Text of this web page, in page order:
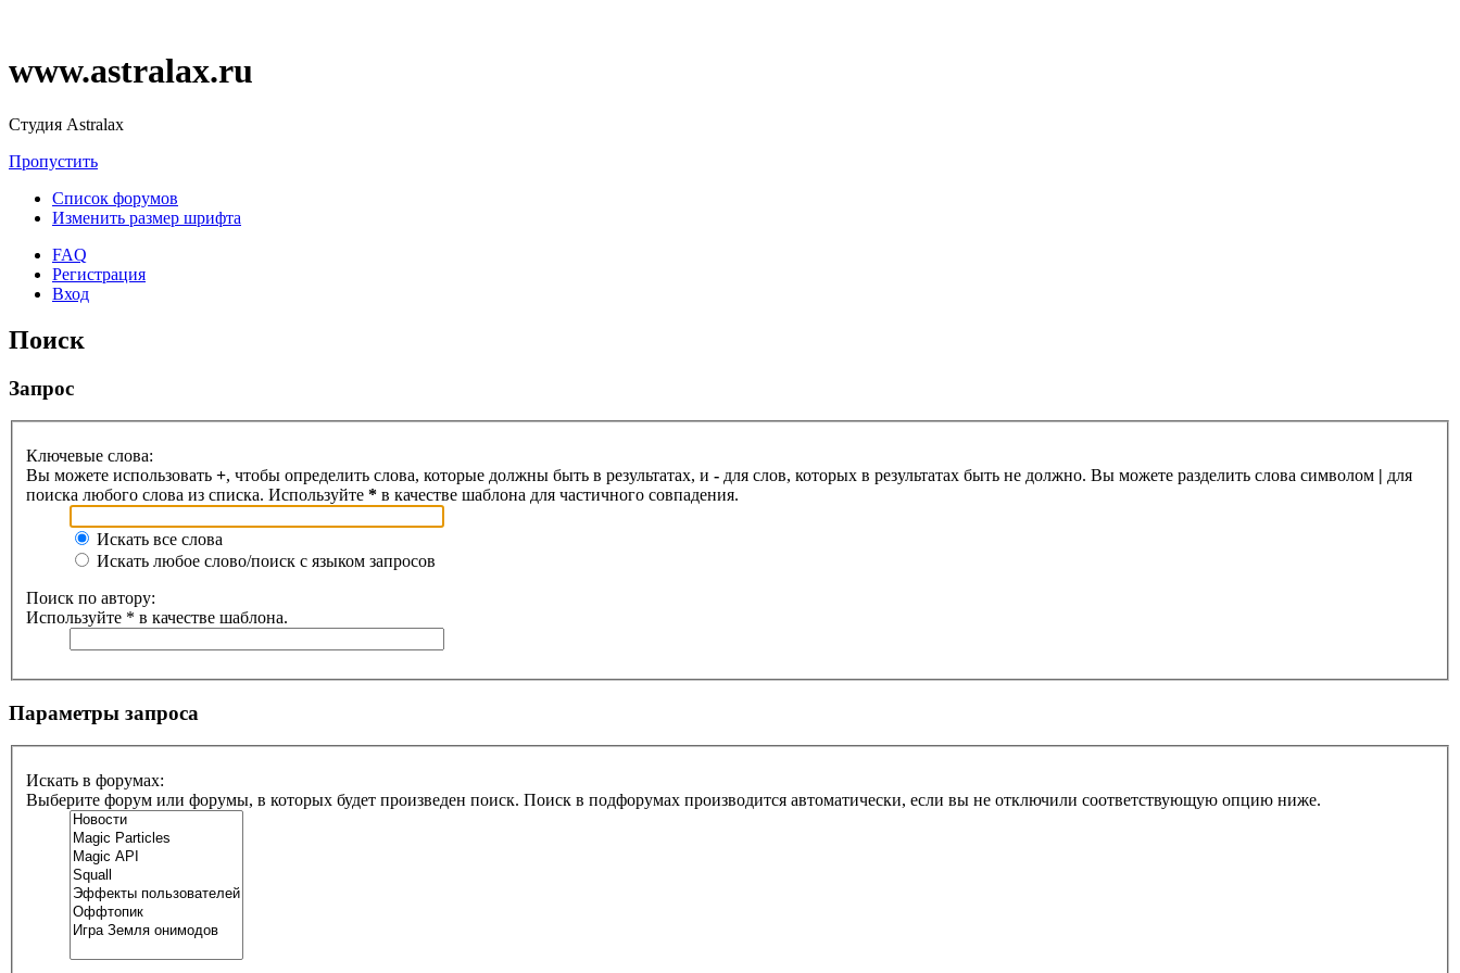
www.astralax.ru
Студия Astralax
Пропустить
Список форумов
Изменить размер шрифта
FAQ
Регистрация
Вход
Поиск
Запрос
Ключевые слова:
Вы можете использовать +, чтобы определить слова, которые должны быть в результатах, и - для слов, которых в результатах быть не должно. Вы можете разделить слова символом | для
поиска любого слова из списка. Используйте * в качестве шаблона для частичного совпадения.
Искать все слова
Искать любое слово/поиск с языком запросов
Поиск по автору:
Используйте * в качестве шаблона.
Параметры запроса
Искать в форумах:
Выберите форум или форумы, в которых будет произведен поиск. Поиск в подфорумах производится автоматически, если вы не отключили соответствующую опцию ниже.